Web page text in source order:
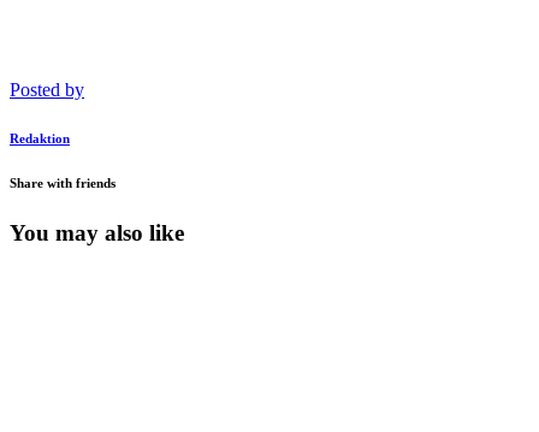
Posted by
Redaktion
Share with friends
You may also like